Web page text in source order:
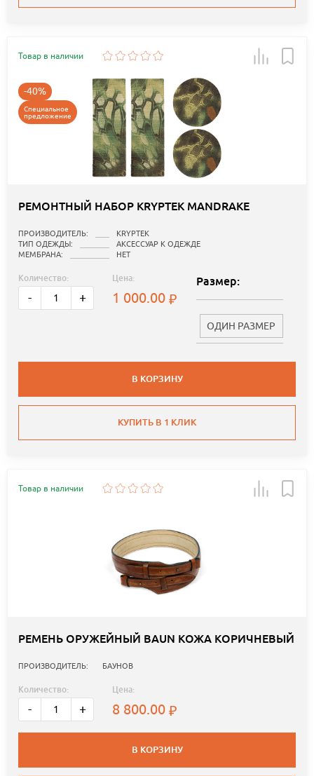
Товар в наличии
-40%
Специальное
предложение
РЕМОНТНЫЙ НАБОР KRYPTEK MANDRAKE
ПРОИЗВОДИТЕЛЬ:
KRYPTEK
ТИП ОДЕЖДЫ:
АКСЕССУАР К ОДЕЖДЕ
МЕМБРАНА:
НЕТ
Количество:
- +
Цена:
1 000.00
Размер:
ОДИН РАЗМЕР
В КОРЗИНУ
КУПИТЬ В 1 КЛИК
Товар в наличии
РЕМЕНЬ ОРУЖЕЙНЫЙ BAUN КОЖА КОРИЧНЕВЫЙ
ПРОИЗВОДИТЕЛЬ: БАУНОВ
Количество:
- +
Цена:
8 800.00
В КОРЗИНУ